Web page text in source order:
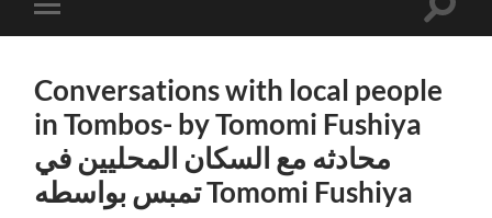
Toggle
mobile
Toggle
Conversations with local people
in Tombos- by Tomomi Fushiya
محادثه مع السكان المحليين في
تمبس بواسطه Tomomi Fushiya